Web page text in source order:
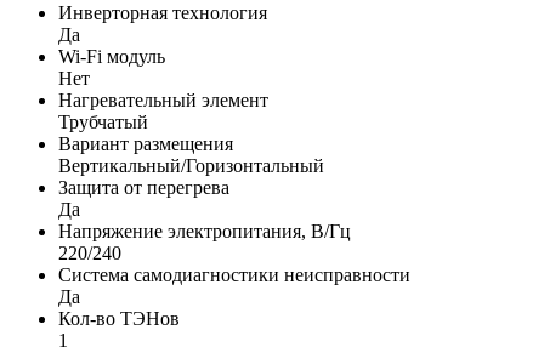
Инверторная технология
Да
Wi-Fi модуль
Нет
Нагревательный элемент
Трубчатый
Вариант размещения
Вертикальный/Горизонтальный
Защита от перегрева
Да
Напряжение электропитания, В/Гц
220/240
Система самодиагностики неисправности
Да
Кол-во ТЭНов
1